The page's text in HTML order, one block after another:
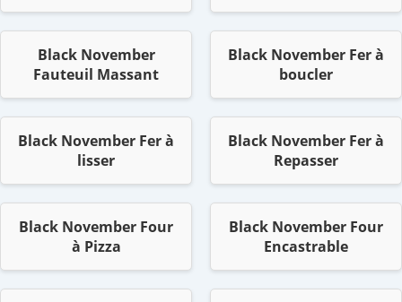
Black November
Fauteuil Massant
Black November Fer à
boucler
Black November Fer à
lisser
Black November Fer à
Repasser
Black November Four
à Pizza
Black November Four
Encastrable